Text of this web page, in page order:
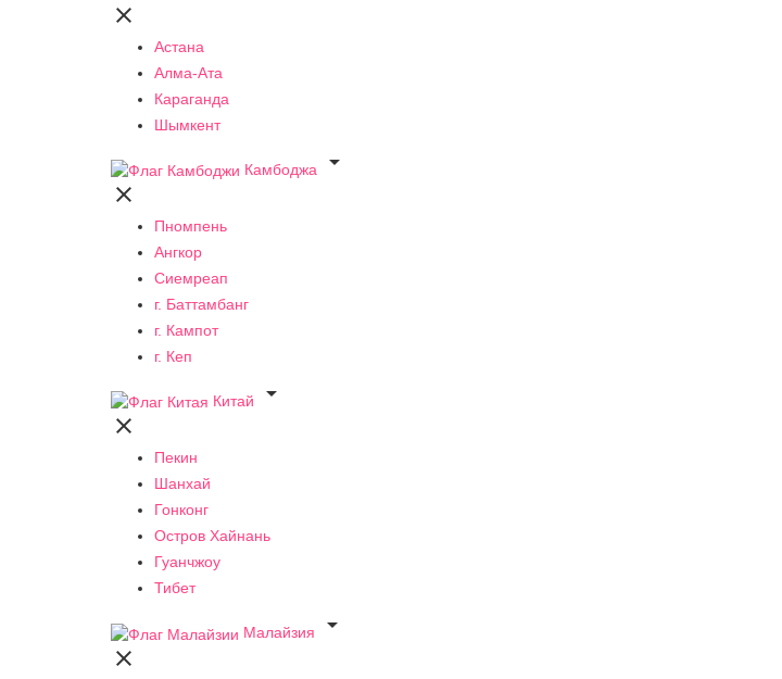

Астана
Алма-Ата
Караганда
Шымкент
Камбоджа


Пномпень
Ангкор
Сиемреап
г. Баттамбанг
г. Кампот
г. Кеп
Китай


Пекин
Шанхай
Гонконг
Остров Хайнань
Гуанчжоу
Тибет
Малайзия

